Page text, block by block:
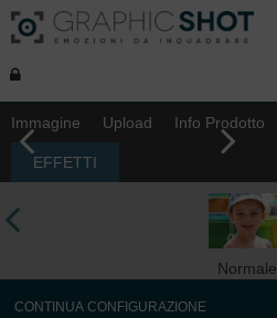
Immagine Upload Info Prodotto
EFFETTI
Normale
CONTINUA CONFIGURAZIONE